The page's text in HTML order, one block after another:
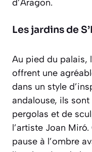
d’Aragon.
Les jardins de
Au pied du palais,
offrent une
dans un style
andalouse, ils
pergolas et de
l’artiste Joan
pause à l’ombre